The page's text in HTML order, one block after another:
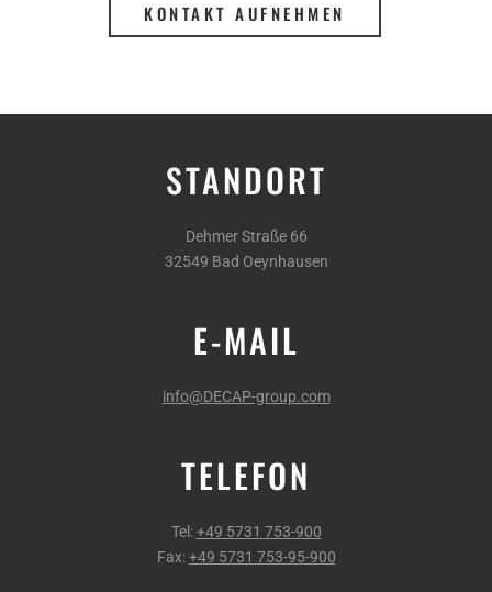
KONTAKT AUFNEHMEN
STANDORT
Dehmer Straße 66
32549 Bad Oeynhausen
E-MAIL
info@DECAP-group.com
TELEFON
Tel:+49 5731 753-900
Fax:+49 5731 753-95-900